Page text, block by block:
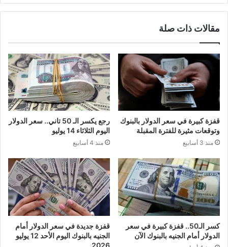
مقالات ذات صلة
قفزة كبيرة في سعر الدولار بالبنوك
وتوقعات مثيرة للفترة المقبلة
منذ 3 أسابيع
رجع يكسر الـ 50 تاني.. سعر الدولار
اليوم الثلاثاء 14 يوليو
منذ 4 أسابيع
كسر الـ50.. قفزة كبيرة في سعر
الدولار أمام الجنيه بالبنوك الآن
قفزة جديدة في سعر الدولار أمام
الجنيه بالبنوك اليوم الأحد 12 يوليو